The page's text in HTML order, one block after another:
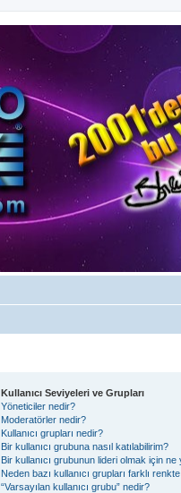
Kullanıcı Seviyeleri ve Grupları
Yöneticiler nedir?
Moderatörler nedir?
Kullanıcı grupları nedir?
Bir kullanıcı grubuna nasıl katılabilirim?
Bir kullanıcı grubunun lideri olmak için
Neden bazı kullanıcı grupları farklı
“Varsayılan kullanıcı grubu” nedir?